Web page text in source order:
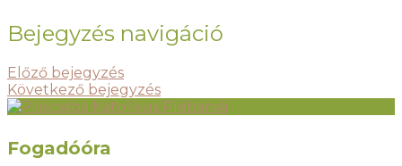
Bejegyzés navigáció
Előző bejegyzés
Következő bejegyzés
Fogadóóra